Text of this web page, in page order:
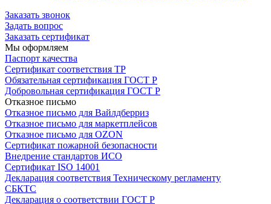
Заказать звонок
Задать вопрос
Заказать сертификат
Мы оформляем
Паспорт качества
Сертификат соответствия ТР
Обязательная сертификация ГОСТ Р
Добровольная сертификация ГОСТ Р
Отказное письмо
Отказное письмо для Вайлдберриз
Отказное письмо для маркетплейсов
Отказное письмо для OZON
Сертификат пожарной безопасности
Внедрение стандартов ИСО
Сертификат ISO 14001
Декларация соответствия Техническому регламенту
СБКТС
Декларация о соответствии ГОСТ Р